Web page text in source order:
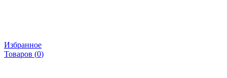
Избранное
Товаров (0)